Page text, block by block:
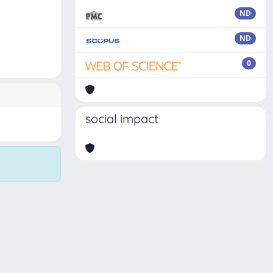
ND
ND
0
social impact